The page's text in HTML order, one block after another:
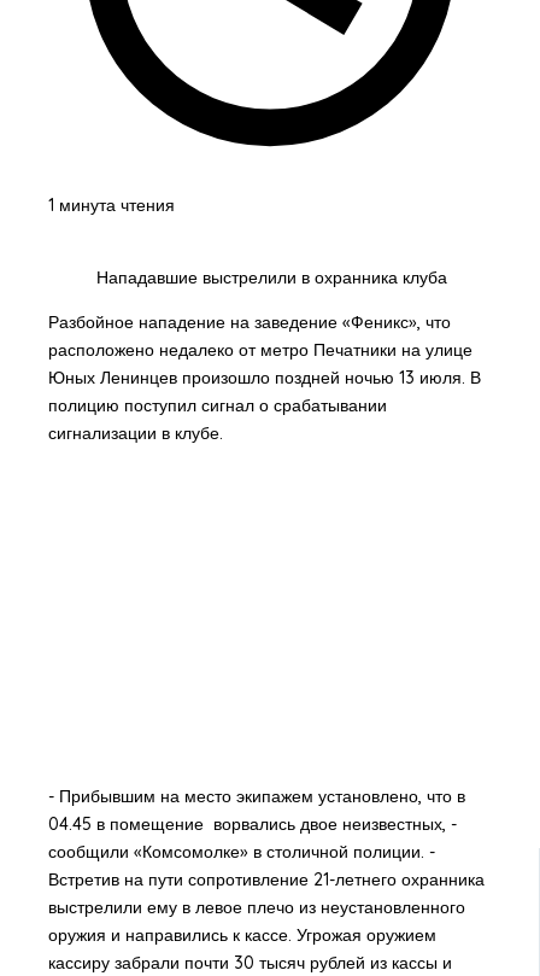
1 минута чтения
Нападавшие выстрелили в охранника клуба
Разбойное нападение на заведение «Феникс», что
расположено недалеко от метро Печатники на улице
Юных Ленинцев произошло поздней ночью 13 июля. В
полицию поступил сигнал о срабатывании
сигнализации в клубе.
- Прибывшим на место экипажем установлено, что в
04.45 в помещение ворвались двое неизвестных, -
сообщили «Комсомолке» в столичной полиции. -
Встретив на пути сопротивление 21-летнего охранника
выстрелили ему в левое плечо из неустановленного
оружия и направились к кассе. Угрожая оружием
кассиру забрали почти 30 тысяч рублей из кассы и